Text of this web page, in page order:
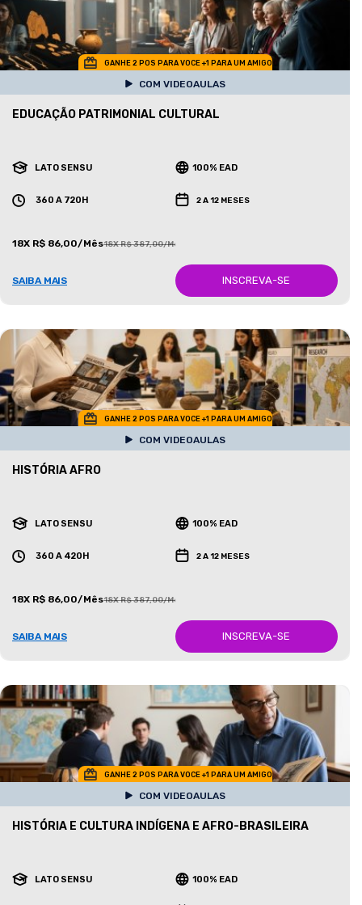
GANHE 2 POS PARA VOCE +1 PARA UM AMIGO
COM VIDEOAULAS
EDUCAÇÃO PATRIMONIAL CULTURAL
LATO SENSU 100% EAD
360 A 720H 2 A 12 MESES
18X R$ 86,00/Mês18X R$ 387,00/Mês
SAIBA MAIS INSCREVA-SE
GANHE 2 POS PARA VOCE +1 PARA UM AMIGO
COM VIDEOAULAS
HISTÓRIA AFRO
LATO SENSU 100% EAD
360 A 420H 2 A 12 MESES
18X R$ 86,00/Mês18X R$ 387,00/Mês
SAIBA MAIS INSCREVA-SE
GANHE 2 POS PARA VOCE +1 PARA UM AMIGO
COM VIDEOAULAS
HISTÓRIA E CULTURA INDÍGENA E AFRO-BRASILEIRA
LATO SENSU 100% EAD